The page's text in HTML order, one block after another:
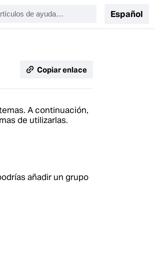
Español
Copiar enlace
A continuación,
de utilizarlas.
añadir un grupo